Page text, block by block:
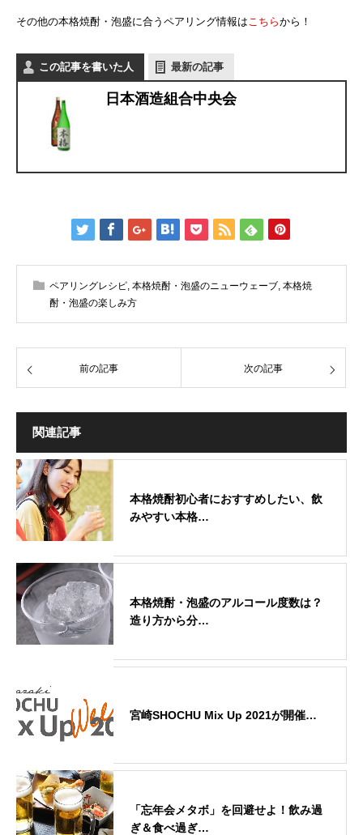
その他の本格焼酎・泡盛に合うペアリング情報は こちらから！
この記事を書いた人 最新の記事
日本酒造組合中央会
ペアリングレシピ 本格焼酎・泡盛のニューウェーブ 本格焼
酎・泡盛の楽しみ方
前の記事 次の記事
関連記事
本格焼酎初心者におすすめしたい、飲
みやすい本格…
本格焼酎・泡盛のアルコール度数は？
造り方から分…
宮崎SHOCHU Mix Up 2021が開催…
「忘年会メタボ」を回避せよ！飲み過
ぎ＆食べ過ぎ…